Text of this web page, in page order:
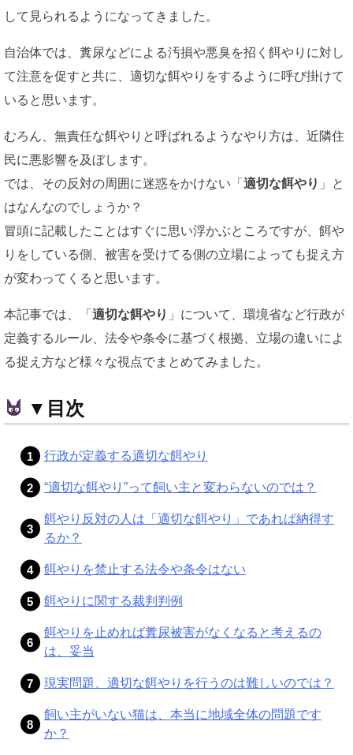
して見られるようになってきました。
自治体では、糞尿などによる汚損や悪臭を招く餌やりに対し
て注意を促すと共に、適切な餌やりをするように呼び掛けて
いると思います。
むろん、無責任な餌やりと呼ばれるようなやり方は、近隣住
民に悪影響を及ぼします。
では、その反対の周囲に迷惑をかけない「 適切な餌やり 」と
はなんなのでしょうか？
冒頭に記載したことはすぐに思い浮かぶところですが、餌や
りをしている側、被害を受けてる側の立場によっても捉え方
が変わってくると思います。
本記事では、「 適切な餌やり 」について、環境省など行政が
定義するルール、法令や条令に基づく根拠、立場の違いによ
る捉え方など様々な視点でまとめてみました。
▼目次
行政が定義する適切な餌やり
“適切な餌やり”って飼い主と変わらないのでは？
餌やり反対の人は「適切な餌やり」であれば納得す
るか？
餌やりを禁止する法令や条令はない
餌やりに関する裁判判例
餌やりを止めれば糞尿被害がなくなると考えるの
は、妥当
現実問題、適切な餌やりを行うのは難しいのでは？
飼い主がいない猫は、本当に地域全体の問題です
か？